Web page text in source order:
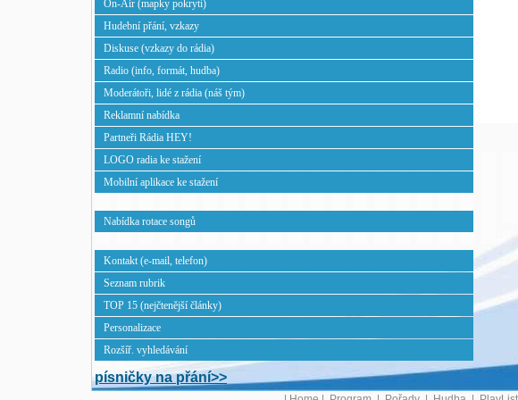
19. Burning Gates - Il Regno Del Vento
20. Arcanta - Desert Prayer
21. December's Fire – Vae Victis
22. Zoviet France - Amber
DARK WAVE | Playlist: 20.7.2026 | Díl: 141. | email:
01. CCCP - Curami
02. Echo & the Bunnymen - Brussels Is Haunted
03. Ikon - The Witness Tree
05. Digital Energy - Eternity
06. Soft Vein - All We've Known of Heaven
07. Daniel Knutz - The Cave
08. Dead Can Dance - The Cicadas
09. Coil - Cardinal Points (2026 Remaster)
10. Date At Midnight - To Fall And Forget (Live In Studio 2017)
11. Bunkerer - Monument
On-Air (mapky pokrytí)
Hudební přání, vzkazy
Diskuse (vzkazy do rádia)
Radio (info, formát, hudba)
Moderátoři, lidé z rádia (náš tým)
Reklamní nabídka
Partneři Rádia HEY!
LOGO radia ke stažení
Mobilní aplikace ke stažení
Nabídka rotace songů
Kontakt (e-mail, telefon)
Seznam rubrik
TOP 15 (nejčtenější články)
Personalizace
Rozšíř. vyhledávání
písničky na přání>>